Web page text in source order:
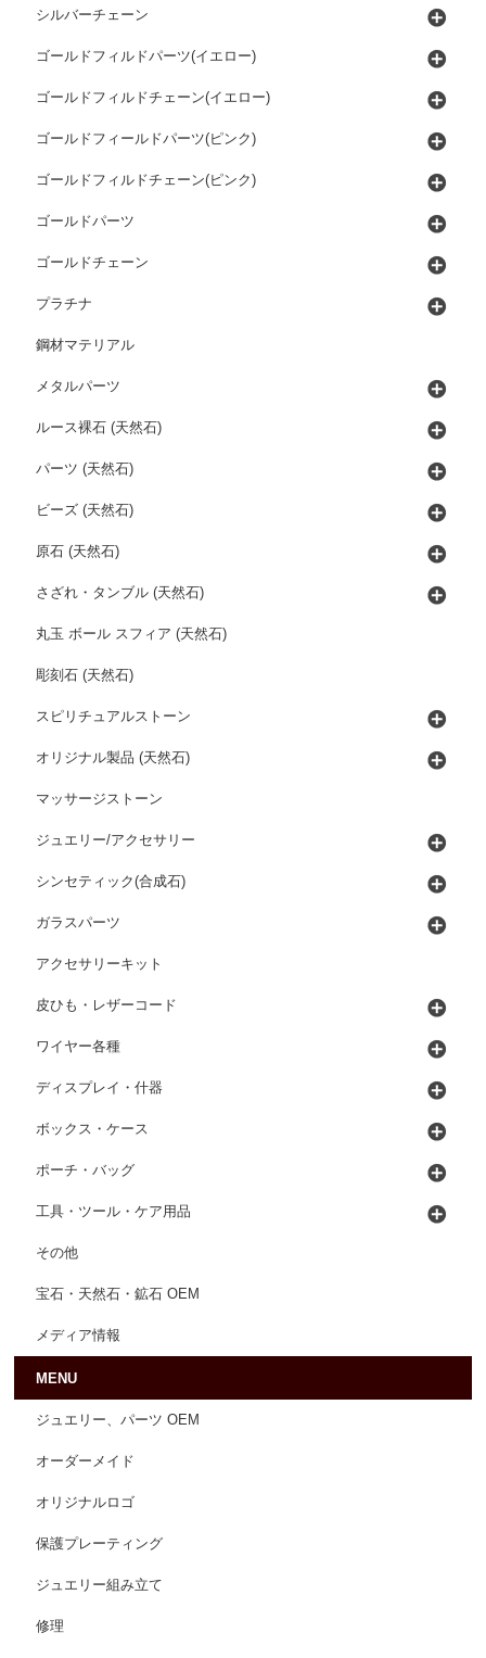
シルバーチェーン
ゴールドフィルドパーツ(イエロー)
ゴールドフィルドチェーン(イエロー)
ゴールドフィールドパーツ(ピンク)
ゴールドフィルドチェーン(ピンク)
ゴールドパーツ
ゴールドチェーン
プラチナ
鋼材マテリアル
メタルパーツ
ルース裸石 (天然石)
パーツ (天然石)
ビーズ (天然石)
原石 (天然石)
さざれ・タンブル (天然石)
丸玉 ボール スフィア (天然石)
彫刻石 (天然石)
スピリチュアルストーン
オリジナル製品 (天然石)
マッサージストーン
ジュエリー/アクセサリー
シンセティック(合成石)
ガラスパーツ
アクセサリーキット
皮ひも・レザーコード
ワイヤー各種
ディスプレイ・什器
ボックス・ケース
ポーチ・バッグ
工具・ツール・ケア用品
その他
宝石・天然石・鉱石 OEM
メディア情報
MENU
ジュエリー、パーツ OEM
オーダーメイド
オリジナルロゴ
保護プレーティング
ジュエリー組み立て
修理